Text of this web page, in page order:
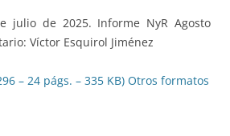
julio de 2025. Informe NyR Agosto
Víctor Esquirol Jiménez
– 24 págs. – 335 KB) Otros formatos